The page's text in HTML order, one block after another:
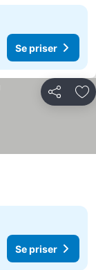
Se priser
Del
Se priser